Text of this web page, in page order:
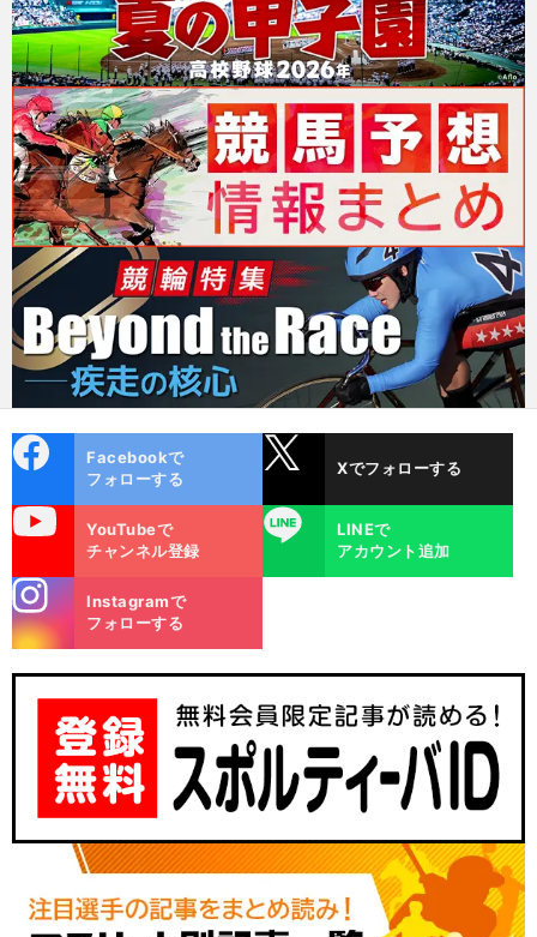
ok
Facebookで
フォローする
Xでフォローする
YouTubeで
チャンネル登録
LINE
LINEで
アカウント追加
m
Instagramで
フォローする